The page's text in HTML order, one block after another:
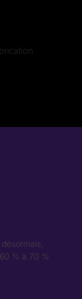
% à 70 %